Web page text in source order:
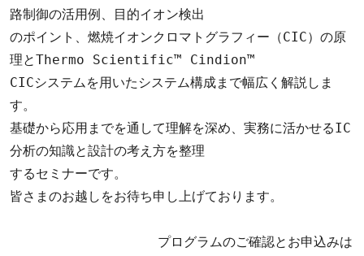
路制御の活用例、目的イオン検出
のポイント、燃焼イオンクロマトグラフィー（CIC）の原
理とThermo Scientific™ Cindion™
CICシステムを用いたシステム構成まで幅広く解説しま
す。
基礎から応用までを通して理解を深め、実務に活かせるIC
分析の知識と設計の考え方を整理
するセミナーです。
皆さまのお越しをお待ち申し上げております。
プログラムのご確認とお申込みは